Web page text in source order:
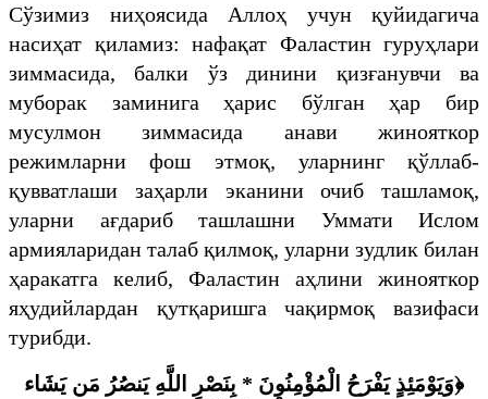
Сўзимиз ниҳоясида Аллоҳ учун қуйидагича
насиҳат қиламиз: нафақат Фаластин гуруҳлари
зиммасида, балки ўз динини қизғанувчи ва
муборак заминига ҳарис бўлган ҳар бир
мусулмон зиммасида анави жинояткор
режимларни фош этмоқ, уларнинг қўллаб-
қувватлаши заҳарли эканини очиб ташламоқ,
уларни ағдариб ташлашни Уммати Ислом
армияларидан талаб қилмоқ, уларни зудлик билан
ҳаракатга келиб, Фаластин аҳлини жинояткор
яҳудийлардан қутқаришга чақирмоқ вазифаси
турибди.
﴿وَيَوْمَئِذٍ يَفْرَحُ الْمُؤْمِنُونَ * بِنَصْرِ اللَّهِ يَنصُرُ مَن يَشَاء